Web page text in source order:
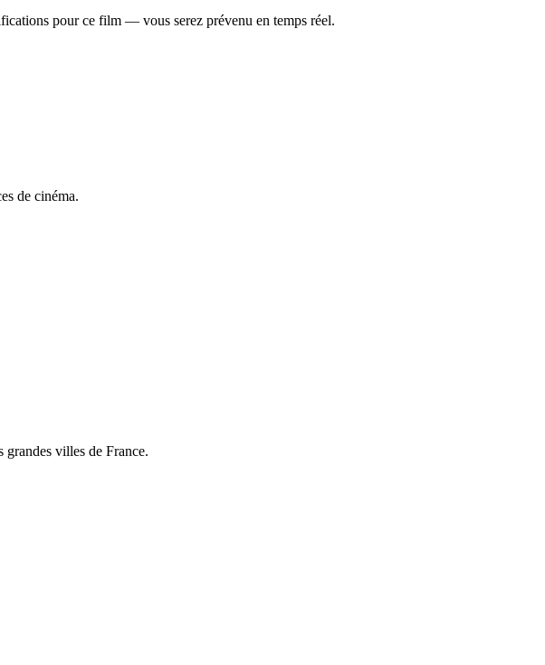
pour ce film — vous serez prévenu en temps réel.
de cinéma.
grandes villes de France.